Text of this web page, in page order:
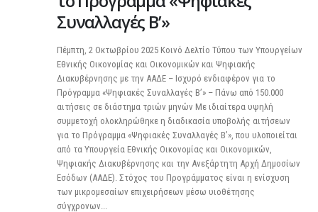
Συναλλαγές Β’»
Πέμπτη, 2 Οκτωβρίου 2025 Κοινό Δελτίο Τύπου των Υπουργείων
Εθνικής Οικονομίας και Οικονομικών και Ψηφιακής
Διακυβέρνησης με την ΑΑΔΕ – Ισχυρό ενδιαφέρον για το
Πρόγραμμα «Ψηφιακές Συναλλαγές Β’» – Πάνω από 150.000
αιτήσεις σε διάστημα τριών μηνών Με ιδιαίτερα υψηλή
συμμετοχή ολοκληρώθηκε η διαδικασία υποβολής αιτήσεων
για το Πρόγραμμα «Ψηφιακές Συναλλαγές Β’», που υλοποιείται
από τα Υπουργεία Εθνικής Οικονομίας και Οικονομικών,
Ψηφιακής Διακυβέρνησης και την Ανεξάρτητη Αρχή Δημοσίων
Εσόδων (ΑΑΔΕ). Στόχος του Προγράμματος είναι η ενίσχυση
των μικρομεσαίων επιχειρήσεων μέσω υιοθέτησης
σύγχρονων...